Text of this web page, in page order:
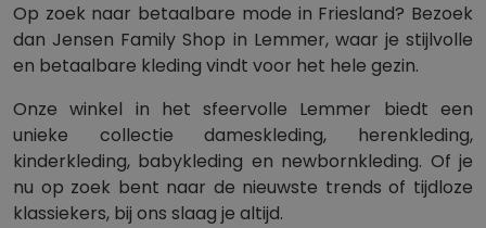
Op zoek naar betaalbare mode in Friesland? Bezoek
dan Jensen Family Shop in Lemmer, waar je stijlvolle
en betaalbare kleding vindt voor het hele gezin.
Onze winkel in het sfeervolle Lemmer biedt een
unieke collectie dameskleding, herenkleding,
kinderkleding, babykleding en newbornkleding. Of je
nu op zoek bent naar de nieuwste trends of tijdloze
klassiekers, bij ons slaag je altijd.